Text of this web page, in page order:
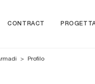
CONTRACT
> Profilo